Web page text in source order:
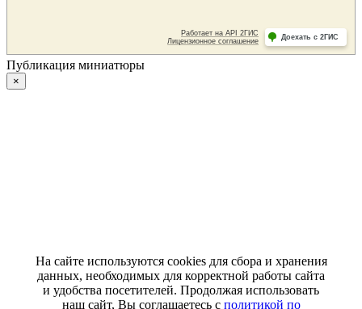
Публикация миниатюры
×
На сайте используются cookies для сбора и хранения
данных, необходимых для корректной работы сайта
и удобства посетителей. Продолжая использовать
наш сайт, Вы соглашаетесь с политикой по